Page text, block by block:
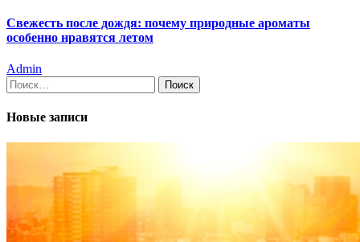
Свежесть после дождя: почему природные ароматы
особенно нравятся летом
Admin
Найти:
Новые записи